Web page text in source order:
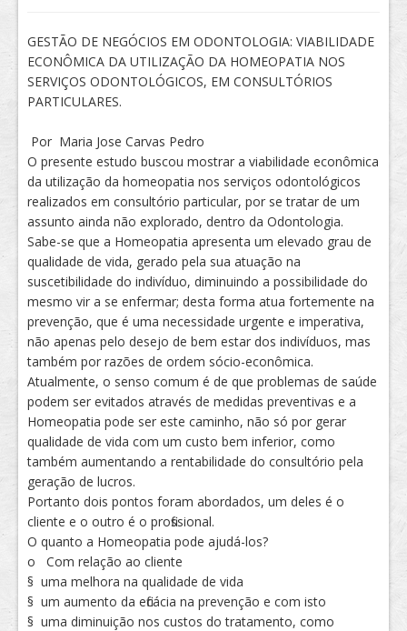
GESTÃO DE NEGÓCIOS EM ODONTOLOGIA: VIABILIDADE
ECONÔMICA DA UTILIZAÇÃO DA HOMEOPATIA NOS
SERVIÇOS ODONTOLÓGICOS, EM CONSULTÓRIOS
PARTICULARES.
Por Maria Jose Carvas Pedro
O presente estudo buscou mostrar a viabilidade econômica
da utilização da homeopatia nos serviços odontológicos
realizados em consultório particular, por se tratar de um
assunto ainda não explorado, dentro da Odontologia.
Sabe-se que a Homeopatia apresenta um elevado grau de
qualidade de vida, gerado pela sua atuação na
suscetibilidade do indivíduo, diminuindo a possibilidade do
mesmo vir a se enfermar; desta forma atua fortemente na
prevenção, que é uma necessidade urgente e imperativa,
não apenas pelo desejo de bem estar dos indivíduos, mas
também por razões de ordem sócio-econômica.
Atualmente, o senso comum é de que problemas de saúde
podem ser evitados através de medidas preventivas e a
Homeopatia pode ser este caminho, não só por gerar
qualidade de vida com um custo bem inferior, como
também aumentando a rentabilidade do consultório pela
geração de lucros.
Portanto dois pontos foram abordados, um deles é o
cliente e o outro é o profissional.
O quanto a Homeopatia pode ajudá-los?
o Com relação ao cliente
§ uma melhora na qualidade de vida
§ um aumento da eficácia na prevenção e com isto
§ uma diminuição nos custos do tratamento, como